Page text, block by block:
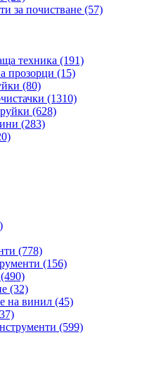
за почистване (57)
техника (191)
прозорци (15)
(80)
(1310)
(628)
(283)
(778)
(156)
(490)
(32)
на винил (45)
(599)